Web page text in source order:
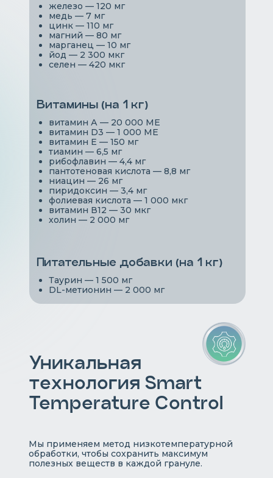
железо — 120 мг
медь — 7 мг
цинк — 110 мг
магний — 80 мг
марганец — 10 мг
йод — 2 300 мкг
селен — 420 мкг
Витамины (на 1 кг)
витамин А — 20 000 МЕ
витамин D3 — 1 000 МЕ
витамин Е — 150 мг
тиамин — 6,5 мг
рибофлавин — 4,4 мг
пантотеновая кислота — 8,8 мг
ниацин — 26 мг
пиридоксин — 3,4 мг
фолиевая кислота — 1 000 мкг
витамин В12 — 30 мкг
холин — 2 000 мг
Питательные добавки (на 1 кг)
Таурин — 1 500 мг
DL-метионин — 2 000 мг
Уникальная
технология Smart
Temperature Control
Мы применяем метод низкотемпературной
обработки, чтобы сохранить максимум
полезных веществ в каждой грануле.